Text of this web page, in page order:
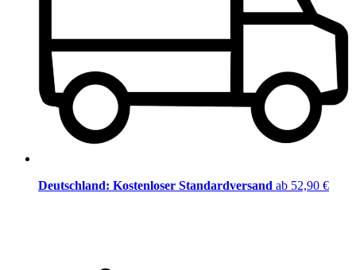
Deutschland: Kostenloser Standardversand ab 52,90 €